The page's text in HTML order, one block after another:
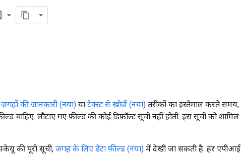
की जानकारी (नया) या टेक्स्ट से खोजें (नया) तरीकों का इस्तेमाल करते समय,
चाहिए. लौटाए गए फ़ील्ड की कोई डिफ़ॉल्ट सूची नहीं होती. इस सूची को शामिल
की पूरी सूची, जगह के लिए डेटा फ़ील्ड (नया) में देखी जा सकती है. हर एपीआई